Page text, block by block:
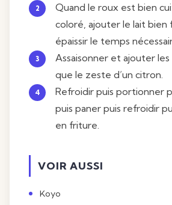
Quand le roux est bien
coloré, ajouter le lait bien
épaissir le temps
Assaisonner et ajouter les
que le zeste d’un citron.
Refroidir puis portionner
puis paner puis refroidir
en friture.
VOIR AUSSI
Koyo